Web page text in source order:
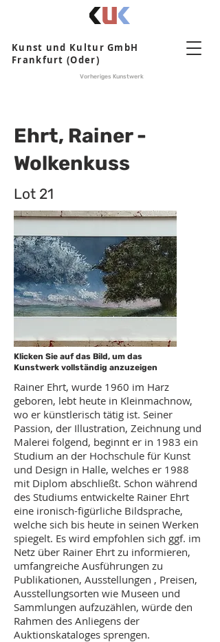
Kunst und Kultur GmbH
Frankfurt (Oder)
Vorheriges Kunstwerk
Ehrt, Rainer -
Wolkenkuss
Lot 21
Klicken Sie auf das Bild, um das
Kunstwerk vollständig anzuzeigen
Rainer Ehrt, wurde 1960 im Harz
geboren, lebt heute in Kleinmachnow,
wo er künstlerisch tätig ist. Seiner
Passion, der Illustration, Zeichnung und
Malerei folgend, beginnt er in 1983 ein
Studium an der Hochschule für Kunst
und Design in Halle, welches er 1988
mit Diplom abschließt. Schon während
des Studiums entwickelte Rainer Ehrt
eine ironisch-figürliche Bildsprache,
welche sich bis heute in seinen Werken
spiegelt. Es wird empfohlen sich ggf. im
Netz über Rainer Ehrt zu informieren,
umfangreiche Ausführungen zu
Publikationen, Ausstellungen , Preisen,
Ausstellungsorten wie Museen und
Sammlungen aufzuzählen, würde den
Rahmen des Anliegens der
Auktionskataloges sprengen.